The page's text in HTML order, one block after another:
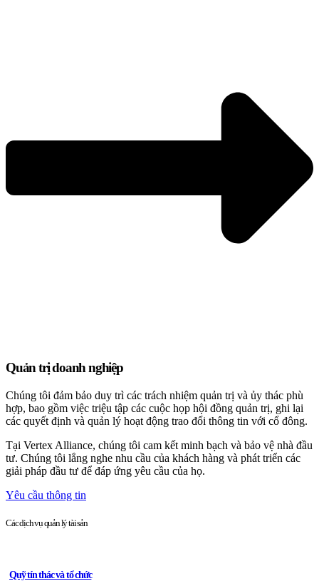
Quản trị doanh nghiệp
Chúng tôi đảm bảo duy trì các trách nhiệm quản trị và ủy thác phù
hợp, bao gồm việc triệu tập các cuộc họp hội đồng quản trị, ghi lại
các quyết định và quản lý hoạt động trao đổi thông tin với cổ đông.
Tại Vertex Alliance, chúng tôi cam kết minh bạch và bảo vệ nhà đầu
tư. Chúng tôi lắng nghe nhu cầu của khách hàng và phát triển các
giải pháp đầu tư để đáp ứng yêu cầu của họ.
Yêu cầu thông tin
Các dịch vụ quản lý tài sản
Quỹ tín thác và tổ chức